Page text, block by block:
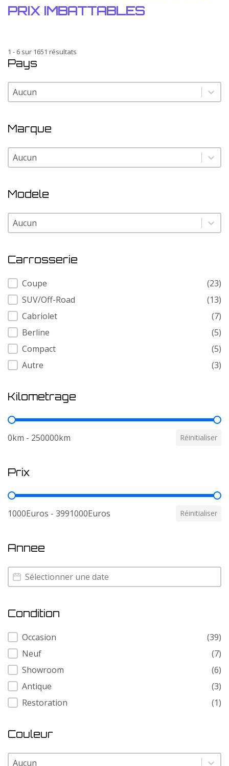
PRIX IMBATTABLES
1 - 6 sur 1651 résultats
Pays
Pays
Pays
Marque
Marque
Marque
Modele
Modele
Modele
Carrosserie
Carrosserie
Coupe
(23)
SUV/Off-Road
(13)
Cabriolet
(7)
Berline
(5)
Compact
(5)
Autre
(3)
Kilometrage
Kilometrage
0km - 250000km Réinitialiser
Prix
Prix
1000Euros - 3991000Euros Réinitialiser
Annee
Annee
Annee
Condition
Condition
Occasion
(39)
Neuf
(7)
Showroom
(6)
Antique
(3)
Restoration
(1)
Couleur
Couleur
Couleur